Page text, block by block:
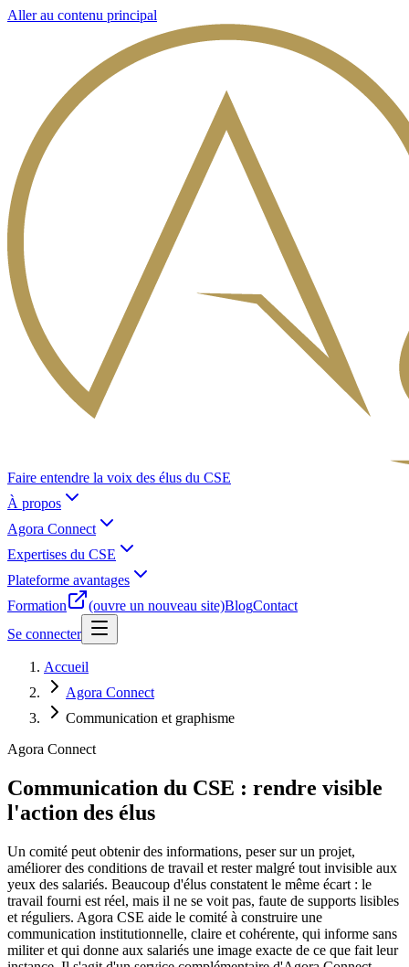
Aller au contenu principal
Faire entendre la voix des élus du CSE
À propos
Agora Connect
Expertises du CSE
Plateforme avantages
Formation
(ouvre un nouveau site)BlogContact
Se connecter
Accueil
Agora Connect
Communication et graphisme
Agora Connect
Communication du CSE : rendre visible
l'action des élus
Un comité peut obtenir des informations, peser sur un projet,
améliorer des conditions de travail et rester malgré tout invisible aux
yeux des salariés. Beaucoup d'élus constatent le même écart : le
travail fourni est réel, mais il ne se voit pas, faute de supports lisibles
et réguliers. Agora CSE aide le comité à construire une
communication institutionnelle, claire et cohérente, qui informe sans
militer et qui donne aux salariés une image exacte de ce que fait leur